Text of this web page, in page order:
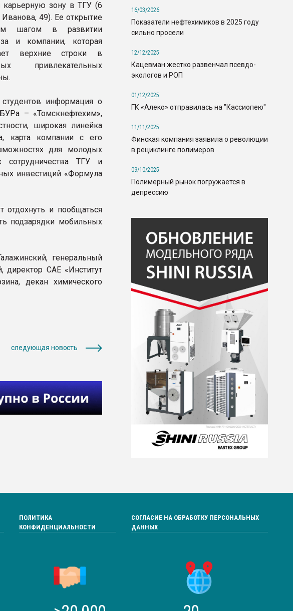
зону в ТГУ (6
Иванова, 49). Ее открытие
шагом в развитии
и компании, которая
верхние строки в
привлекательных
информация о
– «Томскнефтехим»,
широкая линейка
карта компании с его
для молодых
сотрудничества ТГУ и
инвестиций «Формула
отдохнуть и пообщаться
подзарядки мобильных
генеральный
директор САЕ «Институт
декан химического
следующая новость
16/03/2026
Показатели нефтехимиков в 2025 году
сильно просели
12/12/2025
Кацевман жестко развенчал псевдо-
экологов и РОП
01/12/2025
ГК «Алеко» отправилась на "Кассиопею"
11/11/2025
Финская компания заявила о революции
в рециклинге полимеров
09/10/2025
Полимерный рынок погружается в
депрессию
ПОЛИТИКА
КОНФИДЕНЦИАЛЬНОСТИ
СОГЛАСИЕ НА ОБРАБОТКУ ПЕРСОНАЛЬНЫХ
ДАННЫХ